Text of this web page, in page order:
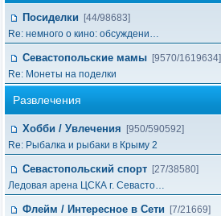
Посиделки
[44/98683]
Re: немного о кино: обсуждени…
Севастопольские мамы [9570/1619634]
Re: Монеты на поделки
Развлечения
Хобби / Увлечения
[950/590592]
Re: Рыбалка и рыбаки в Крыму 2
Севастопольский спорт [27/38580]
Ледовая арена ЦСКА г. Севасто…
Флейм / Интересное в Cети
[7/21669]